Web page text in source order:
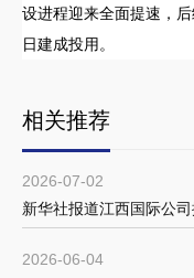
设进程迎来全面提速，
日建成投用。
相关推荐
2026-07-02
新华社报道江西国际公
2026-06-04